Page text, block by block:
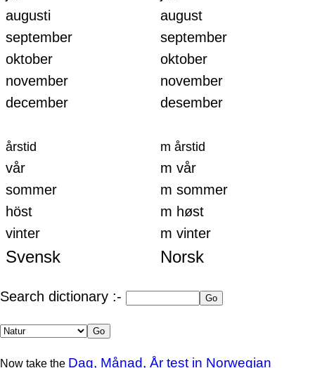
augusti
august
september
september
oktober
oktober
november
november
december
desember
årstid m årstid
vår
m vår
sommer
m sommer
höst
m høst
vinter
m vinter
Svensk Norsk
Search dictionary :-
Now take the Dag, Månad, År test in Norwegian